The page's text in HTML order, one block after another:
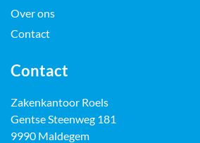
Over ons
Contact
Contact
Zakenkantoor Roels
Gentse Steenweg 181
9990 Maldegem